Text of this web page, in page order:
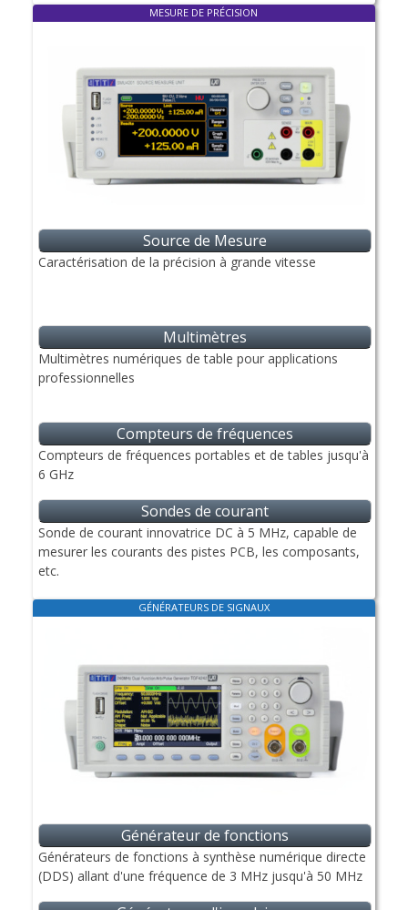
MESURE DE PRÉCISION
Source de Mesure
Caractérisation de la précision à grande vitesse
Multimètres
Multimètres numériques de table pour applications
professionnelles
Compteurs de fréquences
Compteurs de fréquences portables et de tables jusqu'à
6 GHz
Sondes de courant
Sonde de courant innovatrice DC à 5 MHz, capable de
mesurer les courants des pistes PCB, les composants,
etc.
GÉNÉRATEURS DE SIGNAUX
Générateur de fonctions
Générateurs de fonctions à synthèse numérique directe
(DDS) allant d'une fréquence de 3 MHz jusqu'à 50 MHz